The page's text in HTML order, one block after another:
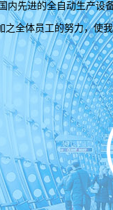
内先进的全自动生产设
全体员工的努力，使